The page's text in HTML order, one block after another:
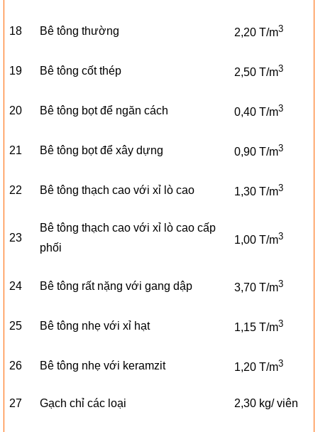
18 Bê tông thường 2,20 T/m3
19 Bê tông cốt thép 2,50 T/m3
20 Bê tông bọt để ngăn cách 0,40 T/m3
21 Bê tông bọt để xây dựng 0,90 T/m3
22 Bê tông thạch cao với xỉ lò cao 1,30 T/m3
23
Bê tông thạch cao với xỉ lò cao cấp
phối
1,00 T/m3
24 Bê tông rất nặng với gang dập 3,70 T/m3
25 Bê tông nhẹ với xỉ hạt 1,15 T/m3
26 Bê tông nhẹ với keramzit 1,20 T/m3
27 Gạch chỉ các loại 2,30 kg/ viên